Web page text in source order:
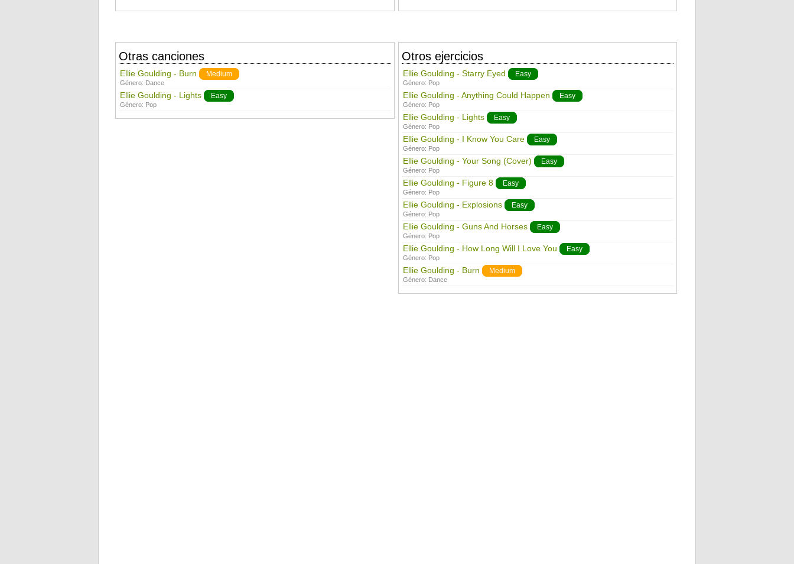
Otras canciones
Ellie Goulding - Burn Medium
Género: Dance
Ellie Goulding - Lights Easy
Género: Pop
Otros ejercicios
Ellie Goulding - Starry Eyed Easy
Género: Pop
Ellie Goulding - Anything Could Happen Easy
Género: Pop
Ellie Goulding - Lights Easy
Género: Pop
Ellie Goulding - I Know You Care Easy
Género: Pop
Ellie Goulding - Your Song (Cover) Easy
Género: Pop
Ellie Goulding - Figure 8 Easy
Género: Pop
Ellie Goulding - Explosions Easy
Género: Pop
Ellie Goulding - Guns And Horses Easy
Género: Pop
Ellie Goulding - How Long Will I Love You Easy
Género: Pop
Ellie Goulding - Burn Medium
Género: Dance